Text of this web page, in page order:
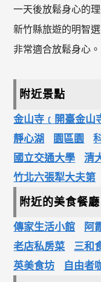
一天後放鬆身心的
新竹縣旅遊的明智
非常適合放鬆身心。
附近景點
金山寺﹝開臺金山
靜心湖
園區園
國立交通大學
清
竹北六張犁大夫第
附近的美食餐廳
傳家生活小館 阿
老店私房菜
三和
英美食坊
自由者